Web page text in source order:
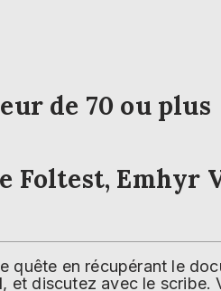
de 70 ou plus
Foltest, Emhyr
quête en récupérant le
, et discutez avec le scribe.